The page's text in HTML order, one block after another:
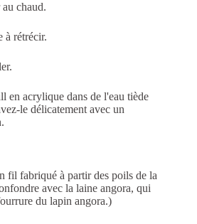
chaud.
à rétrécir.
en acrylique dans de l'eau tiède
le délicatement avec un
fil fabriqué à partir des poils de la
avec la laine angora, qui
du lapin angora.)